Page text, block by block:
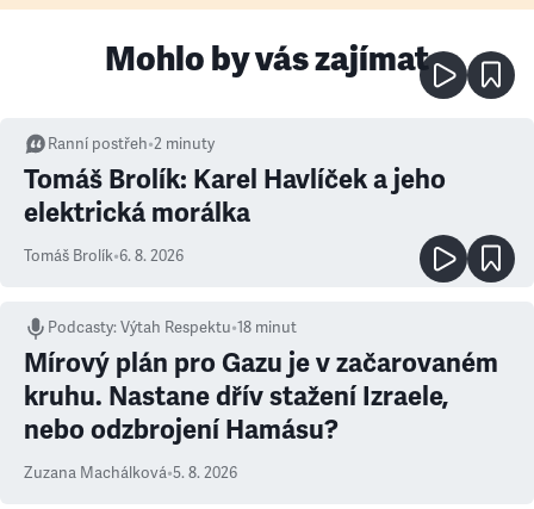
Mohlo by vás zajímat
Ranní postřeh•2 minuty
Tomáš Brolík: Karel Havlíček a jeho
elektrická morálka
Tomáš Brolík•6. 8. 2026
Podcasty:Výtah Respektu•18 minut
Mírový plán pro Gazu je v začarovaném
kruhu. Nastane dřív stažení Izraele,
nebo odzbrojení Hamásu?
Zuzana Machálková•5. 8. 2026